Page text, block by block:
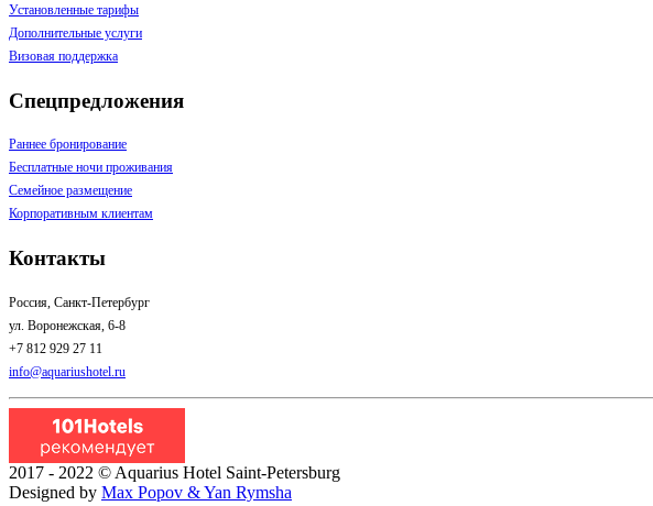
Установленные тарифы
Дополнительные услуги
Визовая поддержка
Спецпредложения
Раннее бронирование
Бесплатные ночи проживания
Семейное размещение
Корпоративным клиентам
Контакты
Россия, Санкт-Петербург
ул. Воронежская, 6-8
+7 812 929 27 11
info@aquariushotel.ru
2017 - 2022 © Aquarius Hotel Saint-Petersburg
Designed by Max Popov & Yan Rymsha